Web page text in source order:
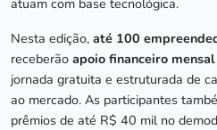
Nesta edição, até 100
receberão apoio financeiro
jornada gratuita e estruturada de
ao mercado. As participantes
prêmios de até R$ 40 mil no